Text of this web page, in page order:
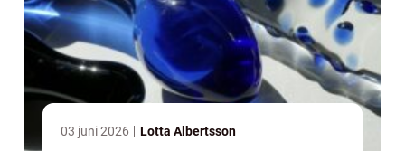
03 juni 2026 Lotta Albertsson